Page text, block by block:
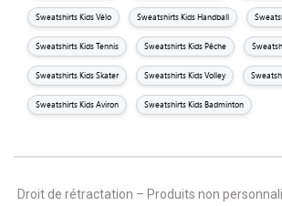
Sweatshirts Kids Vélo Sweatshirts Kids Handball
Sweatshirts Kids Tennis Sweatshirts Kids Pêche
Sweatshirts Kids Skater Sweatshirts Kids Volley
Sweatshirts Kids Aviron Sweatshirts Kids Badminton
Droit de rétractation – Produits non